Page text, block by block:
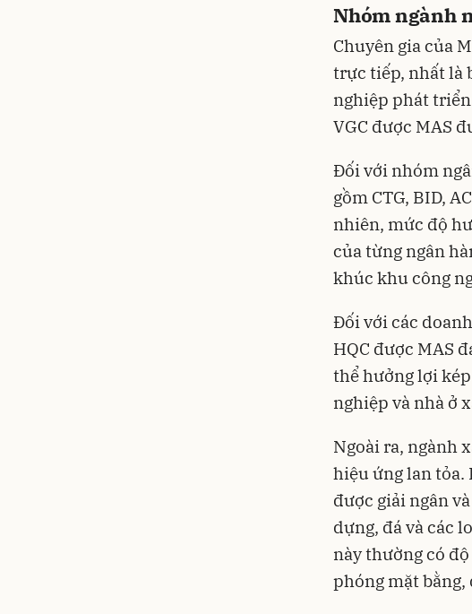
Nhóm ngành
Chuyên gia của
trực tiếp, nhất là
nghiệp phát triển
VGC được MAS
Đối với nhóm
gồm CTG, BID,
nhiên, mức độ
của từng ngân
khúc khu công
Đối với các
HQC được MAS
thể hưởng lợi
nghiệp và nhà ở
Ngoài ra, ngành
hiệu ứng lan tỏa.
được giải ngân
dựng, đá và các
này thường có
phóng mặt bằng,